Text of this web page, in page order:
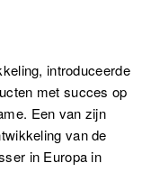
introduceerde
met succes op
Een van zijn
van de
in Europa in